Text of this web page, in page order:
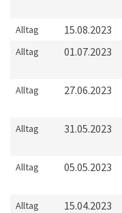
Alltag 15.08.2023
Alltag 01.07.2023
Alltag 27.06.2023
Alltag 31.05.2023
Alltag 05.05.2023
Alltag 15.04.2023